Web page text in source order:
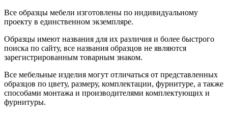
Все образцы мебели изготовлены по индивидуальному
проекту в единственном экземпляре.
Образцы имеют названия для их различия и более быстрого
поиска по сайту, все названия образцов не являются
зарегистрированным товарным знаком.
Все мебельные изделия могут отличаться от представленных
образцов по цвету, размеру, комплектации, фурнитуре, а также
способами монтажа и производителями комплектующих и
фурнитуры.